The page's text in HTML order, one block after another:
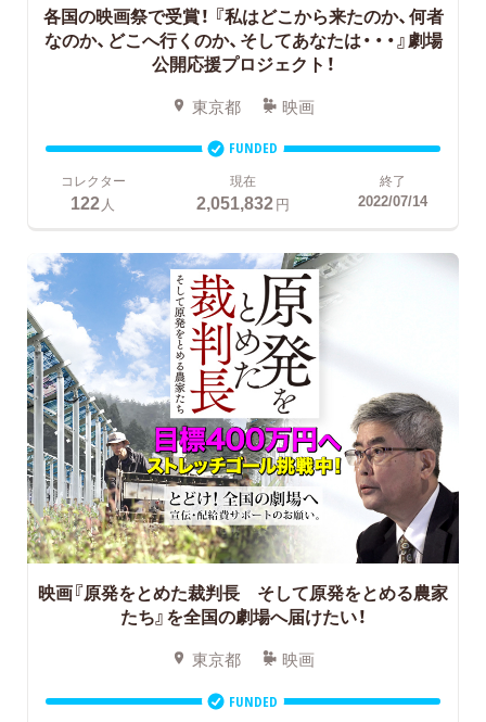
各国の映画祭で受賞！ 『私はどこから来たのか、何者
なのか、どこへ行くのか、そしてあなたは・・・』劇場
公開応援プロジェクト！
東京都 映画
FUNDED
コレクター
122 人
現在
2,051,832円
終了
2022/07/14
映画『原発をとめた裁判長 そして原発をとめる農家
たち』を全国の劇場へ届けたい！
東京都 映画
FUNDED